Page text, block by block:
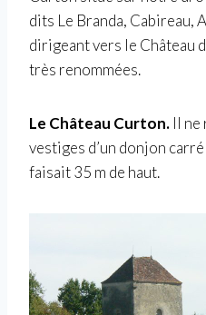
dits Le Branda, Cabireau,
dirigeant vers le Château
très renommées.
Le Château Curton. Il ne
vestiges d’un donjon
faisait 35 m de haut.